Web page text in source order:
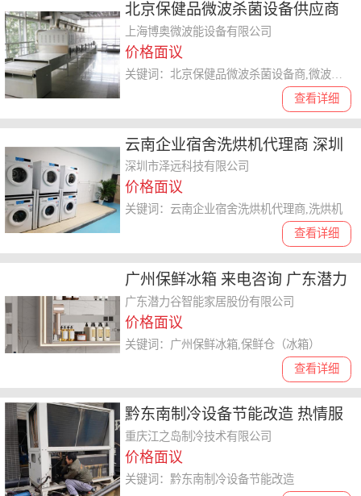
北京保健品微波杀菌设备供应商
诚信服务 上海博奥微波能设备供
应
上海博奥微波能设备有限公司
价格面议
查看详细
云南企业宿舍洗烘机代理商 深圳
市泽远科技供应
深圳市泽远科技有限公司
价格面议
查看详细
关键词：云南企业宿舍洗烘机代理商,洗烘机
广州保鲜冰箱 来电咨询 广东潜力
谷智能家居股份供应
广东潜力谷智能家居股份有限公司
价格面议
查看详细
关键词：广州保鲜冰箱,保鲜仓（冰箱）
黔东南制冷设备节能改造 热情服
务
重庆江之岛制冷技术有限公司
价格面议
关键词：黔东南制冷设备节能改造